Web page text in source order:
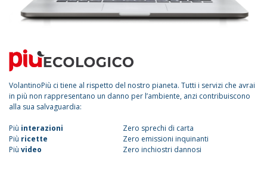
VolantinoPiù ci tiene al rispetto del nostro pianeta. Tutti i servizi che avrai
in più non rappresentano un danno per l’ambiente, anzi contribuiscono
alla sua salvaguardia:
Più interazioni
Più ricette
Più video
Zero sprechi di carta
Zero emissioni inquinanti
Zero inchiostri dannosi